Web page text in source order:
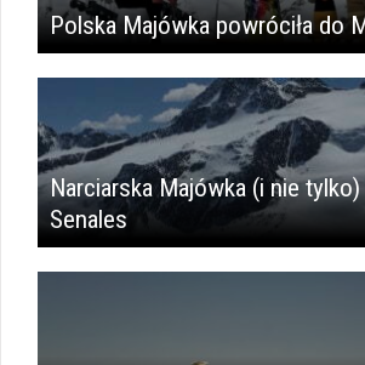
Polska Majówka powróciła do
Narciarska Majówka (i nie
Senales